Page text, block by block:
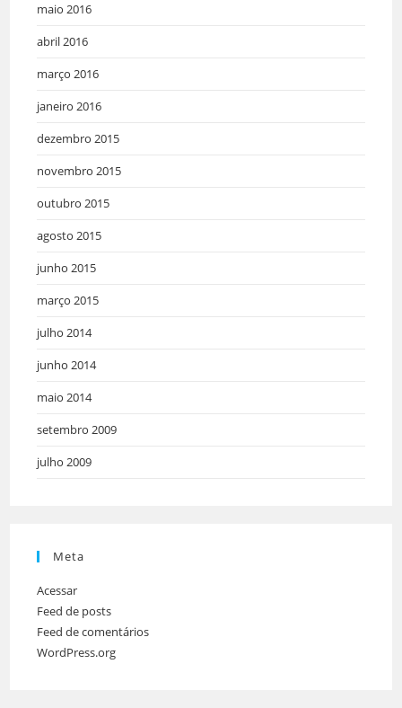
maio 2016
abril 2016
março 2016
janeiro 2016
dezembro 2015
novembro 2015
outubro 2015
agosto 2015
junho 2015
março 2015
julho 2014
junho 2014
maio 2014
setembro 2009
julho 2009
Meta
Acessar
Feed de posts
Feed de comentários
WordPress.org